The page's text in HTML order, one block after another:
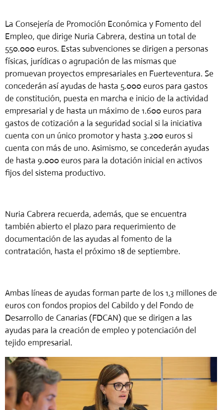
La Consejería de Promoción Económica y Fomento del
Empleo, que dirige Nuria Cabrera, destina un total de
550.000 euros. Estas subvenciones se dirigen a personas
físicas, jurídicas o agrupación de las mismas que
promuevan proyectos empresariales en Fuerteventura. Se
concederán así ayudas de hasta 5.000 euros para gastos
de constitución, puesta en marcha e inicio de la actividad
empresarial y de hasta un máximo de 1.600 euros para
gastos de cotización a la seguridad social si la iniciativa
cuenta con un único promotor y hasta 3.200 euros si
cuenta con más de uno. Asimismo, se concederán ayudas
de hasta 9.000 euros para la dotación inicial en activos
fijos del sistema productivo.
Nuria Cabrera recuerda, además, que se encuentra
también abierto el plazo para requerimiento de
documentación de las ayudas al fomento de la
contratación, hasta el próximo 18 de septiembre.
Ambas líneas de ayudas forman parte de los 1,3 millones de
euros con fondos propios del Cabildo y del Fondo de
Desarrollo de Canarias (FDCAN) que se dirigen a las
ayudas para la creación de empleo y potenciación del
tejido empresarial.